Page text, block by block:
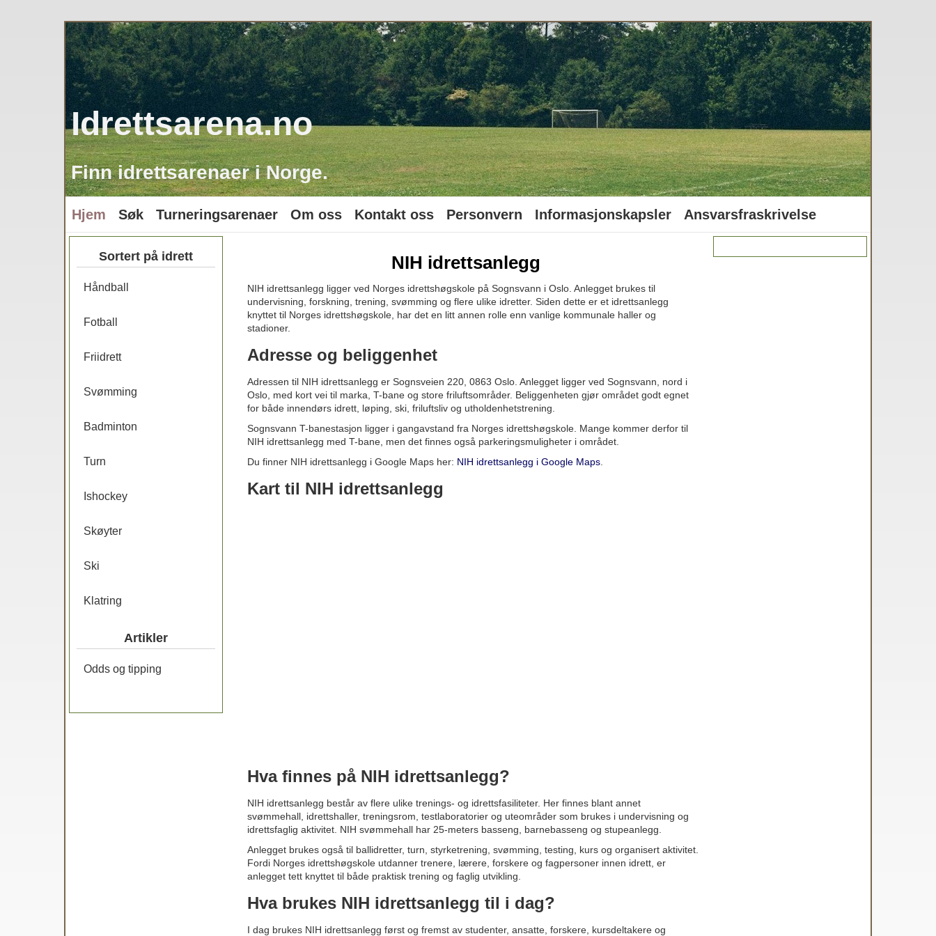
Idrettsarena.no
Finn idrettsarenaer i Norge.
Hjem Søk Turneringsarenaer Om oss Kontakt oss Personvern Informasjonskapsler Ansvarsfraskrivelse
Sortert på idrett
Håndball
Fotball
Friidrett
Svømming
Badminton
Turn
Ishockey
Skøyter
Ski
Klatring
Artikler
Odds og tipping
NIH idrettsanlegg
NIH idrettsanlegg ligger ved Norges idrettshøgskole på Sognsvann i Oslo. Anlegget brukes til
undervisning, forskning, trening, svømming og flere ulike idretter. Siden dette er et idrettsanlegg
knyttet til Norges idrettshøgskole, har det en litt annen rolle enn vanlige kommunale haller og
stadioner.
Adresse og beliggenhet
Adressen til NIH idrettsanlegg er Sognsveien 220, 0863 Oslo. Anlegget ligger ved Sognsvann, nord i
Oslo, med kort vei til marka, T-bane og store friluftsområder. Beliggenheten gjør området godt egnet
for både innendørs idrett, løping, ski, friluftsliv og utholdenhetstrening.
Sognsvann T-banestasjon ligger i gangavstand fra Norges idrettshøgskole. Mange kommer derfor til
NIH idrettsanlegg med T-bane, men det finnes også parkeringsmuligheter i området.
Du finner NIH idrettsanlegg i Google Maps her: NIH idrettsanlegg i Google Maps
Kart til NIH idrettsanlegg
Hva finnes på NIH idrettsanlegg?
NIH idrettsanlegg består av flere ulike trenings- og idrettsfasiliteter. Her finnes blant annet
svømmehall, idrettshaller, treningsrom, testlaboratorier og uteområder som brukes i undervisning og
idrettsfaglig aktivitet. NIH svømmehall har 25-meters basseng, barnebasseng og stupeanlegg.
Anlegget brukes også til ballidretter, turn, styrketrening, svømming, testing, kurs og organisert aktivitet.
Fordi Norges idrettshøgskole utdanner trenere, lærere, forskere og fagpersoner innen idrett, er
anlegget tett knyttet til både praktisk trening og faglig utvikling.
Hva brukes NIH idrettsanlegg til i dag?
I dag brukes NIH idrettsanlegg først og fremst av studenter, ansatte, forskere, kursdeltakere og